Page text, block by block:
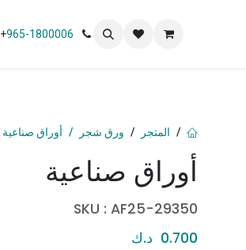
+965-1800006
أوراق صناعية
SKU : AF25-29350
0.700 د.ك
المتجر ورق شجر أوراق صناعية